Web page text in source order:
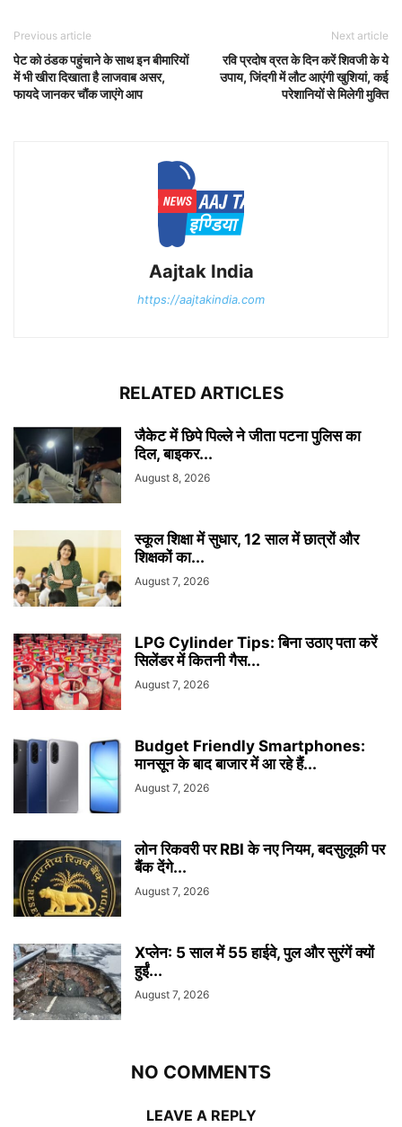
Previous article
पेट को ठंडक पहुंचाने के साथ इन बीमारियों
में भी खीरा दिखाता है लाजवाब असर,
फायदे जानकर चौंक जाएंगे आप
Next article
रवि प्रदोष व्रत के दिन करें शिवजी के ये
उपाय, जिंदगी में लौट आएंगी खुशियां, कई
परेशानियों से मिलेगी मुक्ति
Aajtak India
https://aajtakindia.com
RELATED ARTICLES
जैकेट में छिपे पिल्ले ने जीता पटना पुलिस का
दिल, बाइकर...
August 8, 2026
स्कूल शिक्षा में सुधार, 12 साल में छात्रों और
शिक्षकों का...
August 7, 2026
LPG Cylinder Tips: बिना उठाए पता करें
सिलेंडर में कितनी गैस...
August 7, 2026
Budget Friendly Smartphones:
मानसून के बाद बाजार में आ रहे हैं...
August 7, 2026
लोन रिकवरी पर RBI के नए नियम, बदसुलूकी पर
बैंक देंगे...
August 7, 2026
Xप्लेन: 5 साल में 55 हाईवे, पुल और सुरंगें क्यों
हुईं...
August 7, 2026
NO COMMENTS
LEAVE A REPLY